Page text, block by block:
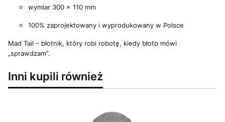
wymiar 300 × 110 mm
100% zaprojektowany i wyprodukowany w Polsce
Mad Tail – błotnik, który robi robotę, kiedy błoto mówi
„sprawdzam”.
Inni kupili również